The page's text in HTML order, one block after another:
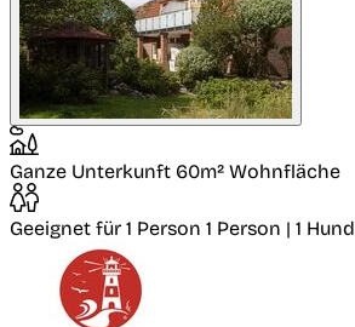
Ganze Unterkunft 60m² Wohnfläche
Geeignet für 1 Person 1 Person | 1 Hund